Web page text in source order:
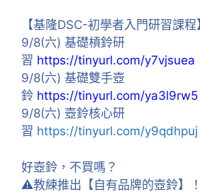
【基隆DSC-初學者入門研習課程
9/8(六) 基礎槓鈴研
習 https://tinyurl.com/y7vjsuea
9/8(六) 基礎雙手壺
鈴 https://tinyurl.com/ya3l9rw5
9/8(六) 壺鈴核心研
習 https://tinyurl.com/y9qdhpuj
好壺鈴，不買嗎？
⚠教練推出【自有品牌的壺鈴】！